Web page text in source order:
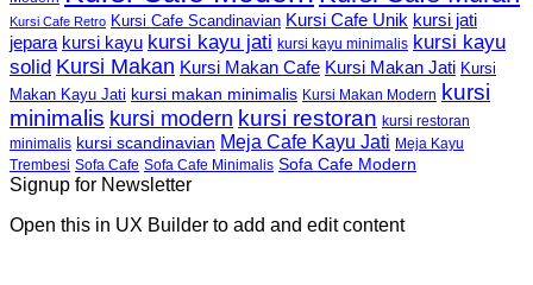
Kursi Cafe Retro Kursi Cafe Scandinavian Kursi Cafe Unik kursi jati
jepara kursi kayu kursi kayu jati kursi kayu minimalis kursi kayu
solid Kursi Makan Kursi Makan Cafe Kursi Makan Jati Kursi
Makan Kayu Jati kursi makan minimalis Kursi Makan Modern
kursi
minimalis kursi modern kursi restoran kursi restoran
minimalis kursi scandinavian Meja Cafe Kayu Jati Meja Kayu
Trembesi Sofa Cafe Sofa Cafe Minimalis Sofa Cafe Modern
Signup for Newsletter
Open this in UX Builder to add and edit content